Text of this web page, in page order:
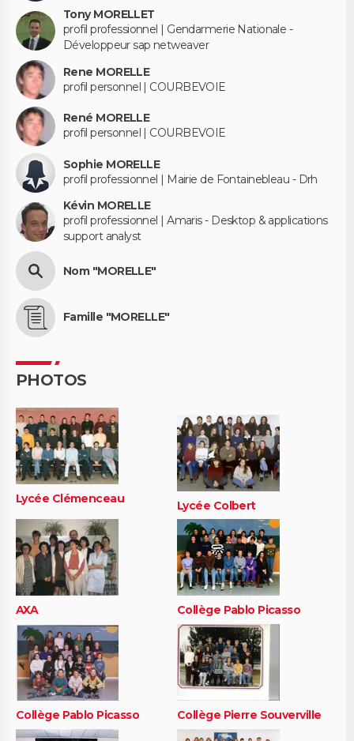
Tony MORELLET
profil professionnel | Gendarmerie Nationale -
Développeur sap netweaver
Rene MORELLE
profil personnel | COURBEVOIE
René MORELLE
profil personnel | COURBEVOIE
Sophie MORELLE
profil professionnel | Mairie de Fontainebleau - Drh
Kévin MORELLE
profil professionnel | Amaris - Desktop & applications
support analyst
Nom "MORELLE"
Famille "MORELLE"
PHOTOS
Lycée Clémenceau Lycée Colbert
AXA Collège Pablo Picasso
Collège Pablo Picasso Collège Pierre Souverville